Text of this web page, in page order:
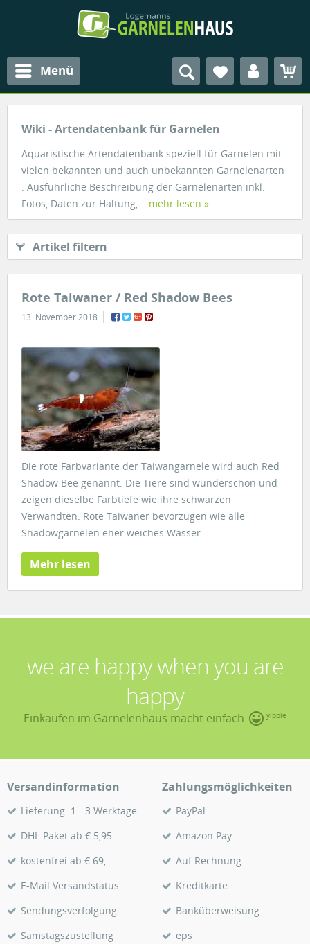
Menü
Wiki - Artendatenbank für Garnelen
Aquaristische Artendatenbank speziell für Garnelen mit
vielen bekannten und auch unbekannten Garnelenarten
. Ausführliche Beschreibung der Garnelenarten inkl.
Fotos, Daten zur Haltung,... mehr lesen »
Artikel filtern
Rote Taiwaner / Red Shadow Bees
13. November 2018
Die rote Farbvariante der Taiwangarnele wird auch Red
Shadow Bee genannt. Die Tiere sind wunderschön und
zeigen dieselbe Farbtiefe wie ihre schwarzen
Verwandten. Rote Taiwaner bevorzugen wie alle
Shadowgarnelen eher weiches Wasser.
Mehr lesen
we are happy when you are
happy
Einkaufen im Garnelenhaus macht einfach yippie
Versandinformation
Lieferung: 1 - 3 Werktage
DHL-Paket ab € 5,95
kostenfrei ab € 69,-
E-Mail Versandstatus
Sendungsverfolgung
Samstagszustellung
Zahlungsmöglichkeiten
PayPal
Amazon Pay
Auf Rechnung
Kreditkarte
Banküberweisung
eps